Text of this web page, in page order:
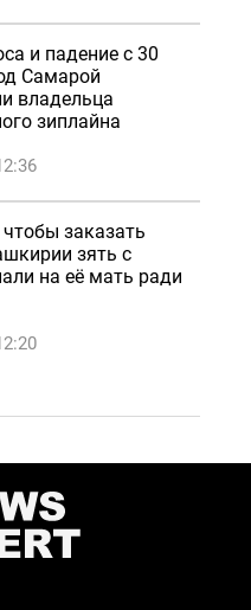
и падение с 30
Самарой
владельца
зиплайна
заказать
зять с
на её мать ради